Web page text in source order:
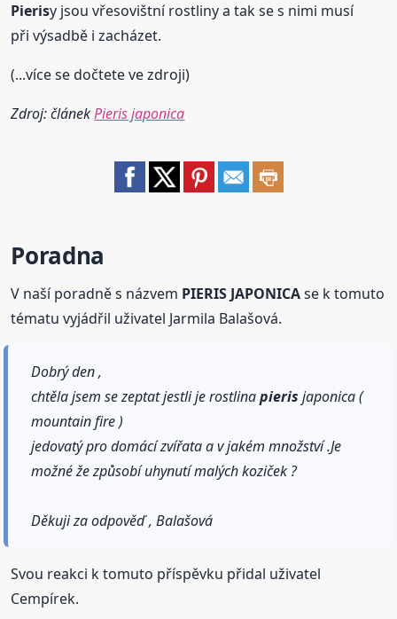
Pierisy jsou vřesovištní rostliny a tak se s nimi musí
při výsadbě i zacházet.
(...více se dočtete ve zdroji)
Zdroj: článekPieris japonica
Poradna
V naší poradně s názvem PIERIS JAPONICAse k tomuto
tématu vyjádřil uživatel Jarmila Balašová.
Dobrý den ,
chtěla jsem se zeptat jestli je rostlinapieris japonica (
mountain fire )
jedovatý pro domácí zvířata a v jakém množství .Je
možné že způsobí uhynutí malých koziček ?
Děkuji za odpověď , Balašová
Svou reakci k tomuto příspěvku přidal uživatel
Cempírek.